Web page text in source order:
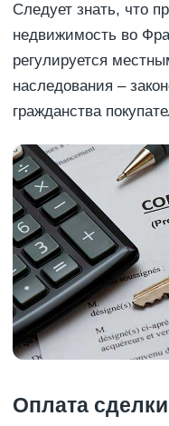
Следует знать, что
недвижимость во
регулируется
наследования –
гражданства
Оплата сделки